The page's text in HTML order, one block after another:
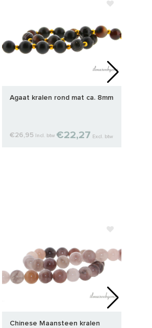
Agaat kralen rond mat ca. 8mm
€26,95 Incl. btw €22,27 Excl. btw
Chinese Maansteen kralen